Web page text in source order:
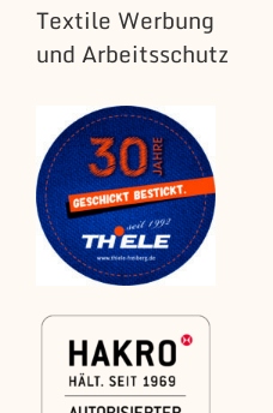
Textile Werbung
und Arbeitsschutz